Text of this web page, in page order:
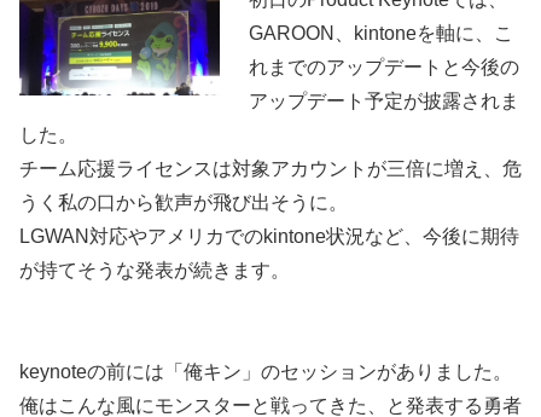
GAROON、kintoneを軸に、こ
れまでのアップデートと今後の
アップデート予定が披露されま
した。
チーム応援ライセンスは対象アカウントが三倍に増え、危
うく私の口から歓声が飛び出そうに。
LGWAN対応やアメリカでのkintone状況など、今後に期待
が持てそうな発表が続きます。
keynoteの前には「俺キン」のセッションがありました。
俺はこんな風にモンスターと戦ってきた、と発表する勇者